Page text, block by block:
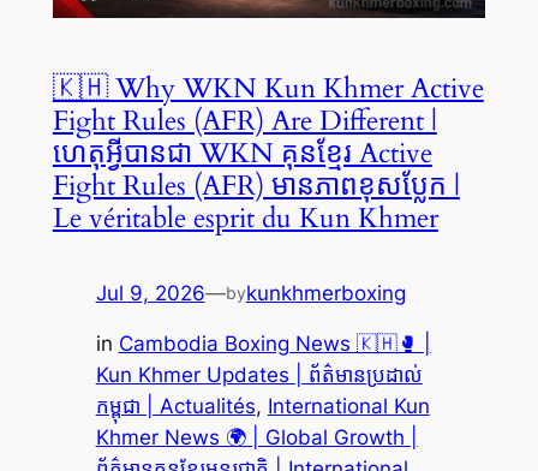
🇰🇭 Why WKN Kun Khmer Active
Fight Rules (AFR) Are Different |
ហេតុអ្វីបានជា WKN គុនខ្មែរ Active
Fight Rules (AFR) មានភាពខុសប្លែក |
Le véritable esprit du Kun Khmer
Jul 9, 2026—bykunkhmerboxing
in Cambodia Boxing News 🇰🇭🥊 |
Kun Khmer Updates | ព័ត៌មានប្រដាល់
កម្ពុជា | Actualités, International Kun
Khmer News 🌍 | Global Growth |